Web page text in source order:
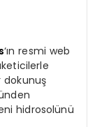
‘ın resmi web
dokunuş
hidrosolünü